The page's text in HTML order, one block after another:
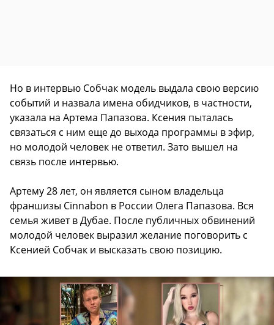
Но в интервью Собчак модель выдала свою версию
событий и назвала имена обидчиков, в частности,
указала на Артема Папазова. Ксения пыталась
связаться с ним еще до выхода программы в эфир,
но молодой человек не ответил. Зато вышел на
связь после интервью.
Артему 28 лет, он является сыном владельца
франшизы Cinnabon в России Олега Папазова. Вся
семья живет в Дубае. После публичных обвинений
молодой человек выразил желание поговорить с
Ксенией Собчак и высказать свою позицию.